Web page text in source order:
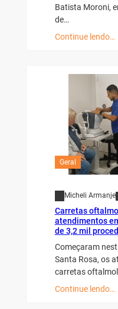
Batista Moroni,
de…
Continue lendo…
Geral
Micheli Armanje
Carretas
atendimentos
de 3,2 mil
Começaram
Santa Rosa, os
carretas
Continue lendo…